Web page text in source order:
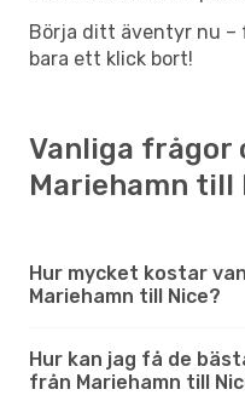
Börja ditt äventyr nu –
bara ett klick bort!
Vanliga frågor
Mariehamn till
Hur mycket kostar
Mariehamn till Nice?
Hur kan jag få de
från Mariehamn till